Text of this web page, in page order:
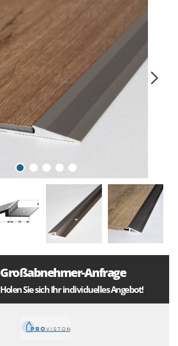
Großabnehmer-Anfrage
Holen Sie sich Ihr individuelles Angebot!